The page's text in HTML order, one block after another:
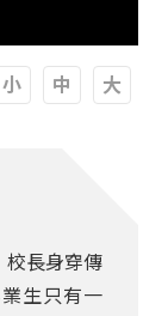
校長身穿傳
生只有一